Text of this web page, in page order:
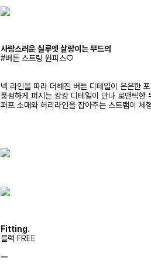
사랑스러운 실루엣 살랑이는 무드의
#버튼 스트링 원피스♡
넥 라인을 따라 더해진 버튼 디테일이 은은한
풍성하게 퍼지는 캉캉 디테일이 만나 로맨틱한
퍼프 소매와 허리라인을 잡아주는 스트램이 체
Fitting.
블랙 FREE
ㅡ